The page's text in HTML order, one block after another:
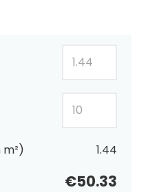
1.44
€50.33